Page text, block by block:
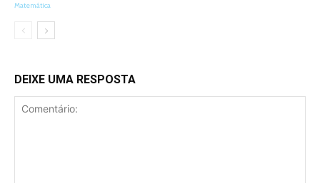
Matemática
DEIXE UMA RESPOSTA